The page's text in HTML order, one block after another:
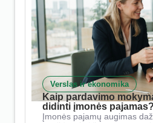
Verslas ir ekonomika
Kaip pardavimo
didinti įmonės pajamas?
Įmonės pajamų augimas